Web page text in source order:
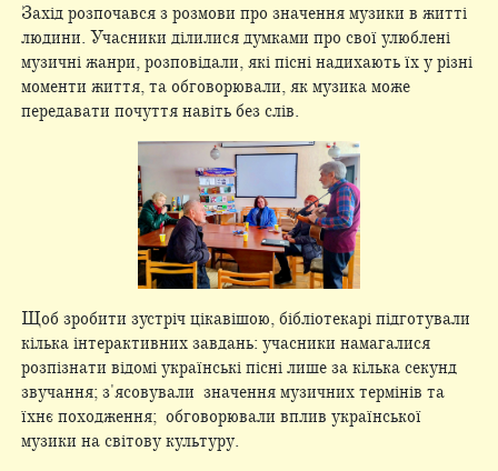
Захід розпочався з розмови про значення музики в житті
людини. Учасники ділилися думками про свої улюблені
музичні жанри, розповідали, які пісні надихають їх у різні
моменти життя, та обговорювали, як музика може
передавати почуття навіть без слів.
Щоб зробити зустріч цікавішою, бібліотекарі підготували
кілька інтерактивних завдань: учасники намагалися
розпізнати відомі українські пісні лише за кілька секунд
звучання; з'ясовували значення музичних термінів та
їхнє походження; обговорювали вплив української
музики на світову культуру.